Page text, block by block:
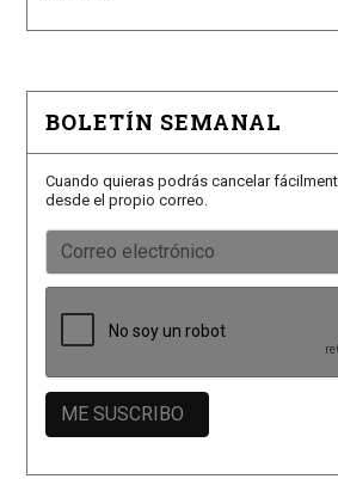
BOLETÍN SEMANAL
Cuando quieras podrás cancelar
desde el propio correo.